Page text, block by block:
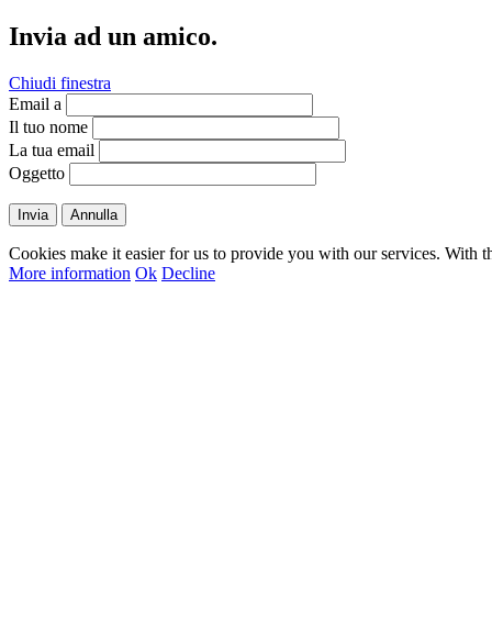
Invia ad un amico.
Chiudi finestra
Email a
Il tuo nome
La tua email
Oggetto
Invia Annulla
Cookies make it easier for us to provide you with our services. With
More information Ok Decline